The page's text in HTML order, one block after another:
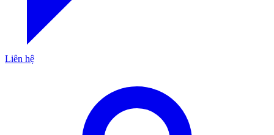
Liên hệ